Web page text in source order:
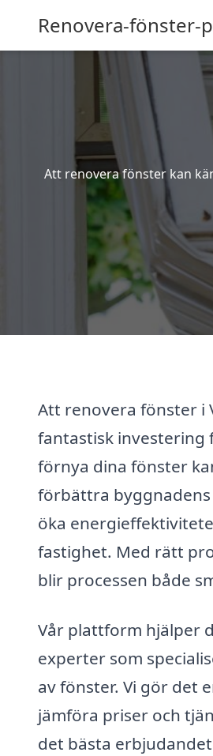
Renovera-fönster-
Att renovera fönster kan
Att renovera fönster i
fantastisk investering
förnya dina fönster
förbättra
öka
fastighet. Med rätt
blir processen både
Vår plattform hjälper
experter som
av fönster. Vi gör det
jämföra priser och
det bästa